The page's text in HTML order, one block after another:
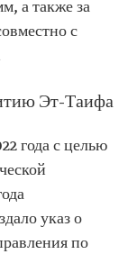
а также за
с
Эт-Таифа
года с целью
указ о
по